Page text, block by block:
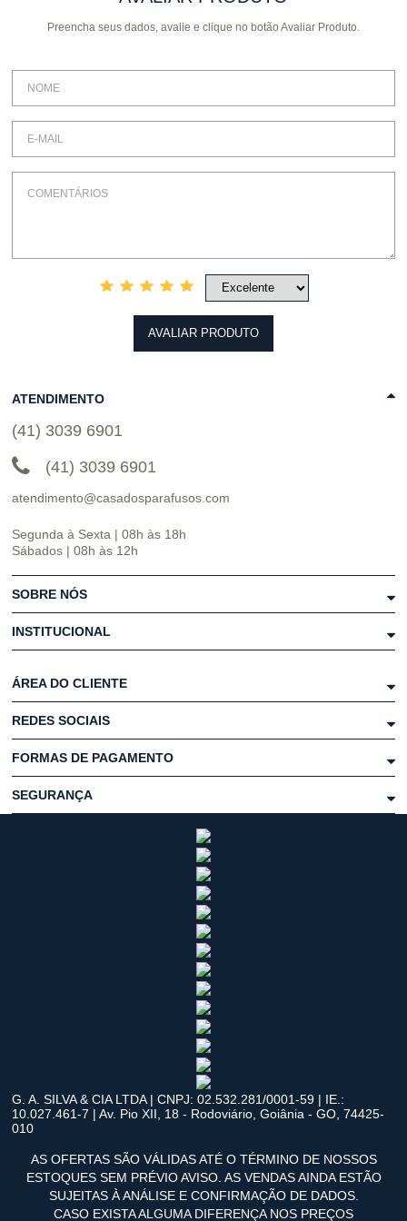
COMPRAR COMPRAR
Preencha seus dados, avalie e clique no botão Avaliar Produto.
AVALIAR PRODUTO
ATENDIMENTO
(41) 3039 6901
(41) 3039 6901
atendimento@casadosparafusos.com
Segunda à Sexta | 08h às 18h
Sábados | 08h às 12h
SOBRE NÓS
INSTITUCIONAL
ÁREA DO CLIENTE
REDES SOCIAIS
FORMAS DE PAGAMENTO
SEGURANÇA
G. A. SILVA & CIA LTDA | CNPJ: 02.532.281/0001-59 | IE.:
10.027.461-7 | Av. Pio XII, 18 - Rodoviário, Goiânia - GO, 74425-
010
AS OFERTAS SÃO VÁLIDAS ATÉ O TÉRMINO DE NOSSOS
ESTOQUES SEM PRÉVIO AVISO. AS VENDAS AINDA ESTÃO
SUJEITAS À ANÁLISE E CONFIRMAÇÃO DE DADOS.
CASO EXISTA ALGUMA DIFERENÇA NOS PREÇOS